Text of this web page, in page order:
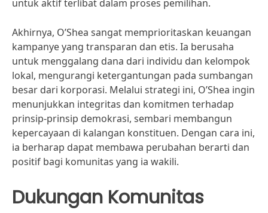
untuk aktif terlibat dalam proses pemilihan.
Akhirnya, O’Shea sangat memprioritaskan keuangan
kampanye yang transparan dan etis. Ia berusaha
untuk menggalang dana dari individu dan kelompok
lokal, mengurangi ketergantungan pada sumbangan
besar dari korporasi. Melalui strategi ini, O’Shea ingin
menunjukkan integritas dan komitmen terhadap
prinsip-prinsip demokrasi, sembari membangun
kepercayaan di kalangan konstituen. Dengan cara ini,
ia berharap dapat membawa perubahan berarti dan
positif bagi komunitas yang ia wakili.
Dukungan Komunitas